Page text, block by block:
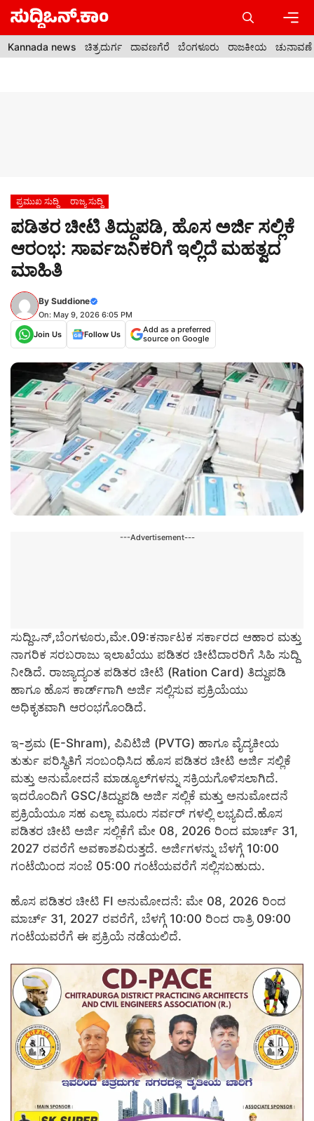
Skip
content
Kannada news ಚಿತ್ರದುರ್ಗ ದಾವಣಗೆರೆ ಬೆಂಗಳೂರು ರಾಜಕೀಯ ಚುನಾವಣೆ
ಪ್ರಮುಖ ಸುದ್ದಿ ರಾಜ್ಯ ಸುದ್ದಿ
ಪಡಿತರ ಚೀಟಿ ತಿದ್ದುಪಡಿ, ಹೊಸ ಅರ್ಜಿ ಸಲ್ಲಿಕೆ
ಆರಂಭ: ಸಾರ್ವಜನಿಕರಿಗೆ ಇಲ್ಲಿದೆ ಮಹತ್ವದ
ಮಾಹಿತಿ
By Suddione
On: May 9, 2026 6:05 PM
Join Us
Follow Us
Add as a preferred
source on Google
---Advertisement---
ಸುದ್ದಿಒನ್,ಬೆಂಗಳೂರು,ಮೇ.09:ಕರ್ನಾಟಕ ಸರ್ಕಾರದ ಆಹಾರ ಮತ್ತು
ನಾಗರಿಕ ಸರಬರಾಜು ಇಲಾಖೆಯು ಪಡಿತರ ಚೀಟಿದಾರರಿಗೆ ಸಿಹಿ ಸುದ್ದಿ
ನೀಡಿದೆ. ರಾಜ್ಯಾದ್ಯಂತ ಪಡಿತರ ಚೀಟಿ (Ration Card) ತಿದ್ದುಪಡಿ
ಹಾಗೂ ಹೊಸ ಕಾರ್ಡ್‌ಗಾಗಿ ಅರ್ಜಿ ಸಲ್ಲಿಸುವ ಪ್ರಕ್ರಿಯೆಯು
ಅಧಿಕೃತವಾಗಿ ಆರಂಭಗೊಂಡಿದೆ.
ಇ-ಶ್ರಮ (E-Shram), ಪಿವಿಟಿಜಿ (PVTG) ಹಾಗೂ ವೈದ್ಯಕೀಯ
ತುರ್ತು ಪರಿಸ್ಥಿತಿಗೆ ಸಂಬಂಧಿಸಿದ ಹೊಸ ಪಡಿತರ ಚೀಟಿ ಅರ್ಜಿ ಸಲ್ಲಿಕೆ
ಮತ್ತು ಅನುಮೋದನೆ ಮಾಡ್ಯೂಲ್‌ಗಳನ್ನು ಸಕ್ರಿಯಗೊಳಿಸಲಾಗಿದೆ.
ಇದರೊಂದಿಗೆ GSC/ತಿದ್ದುಪಡಿ ಅರ್ಜಿ ಸಲ್ಲಿಕೆ ಮತ್ತು ಅನುಮೋದನೆ
ಪ್ರಕ್ರಿಯೆಯೂ ಸಹ ಎಲ್ಲಾ ಮೂರು ಸರ್ವರ್‌ ಗಳಲ್ಲಿ ಲಭ್ಯವಿದೆ.ಹೊಸ
ಪಡಿತರ ಚೀಟಿ ಅರ್ಜಿ ಸಲ್ಲಿಕೆಗೆ ಮೇ 08, 2026 ರಿಂದ ಮಾರ್ಚ್ 31,
2027 ರವರೆಗೆ ಅವಕಾಶವಿರುತ್ತದೆ. ಅರ್ಜಿಗಳನ್ನು ಬೆಳಗ್ಗೆ 10:00
ಗಂಟೆಯಿಂದ ಸಂಜೆ 05:00 ಗಂಟೆಯವರೆಗೆ ಸಲ್ಲಿಸಬಹುದು.
ಹೊಸ ಪಡಿತರ ಚೀಟಿ FI ಅನುಮೋದನೆ: ಮೇ 08, 2026 ರಿಂದ
ಮಾರ್ಚ್ 31, 2027 ರವರೆಗೆ, ಬೆಳಗ್ಗೆ 10:00 ರಿಂದ ರಾತ್ರಿ 09:00
ಗಂಟೆಯವರೆಗೆ ಈ ಪ್ರಕ್ರಿಯೆ ನಡೆಯಲಿದೆ.